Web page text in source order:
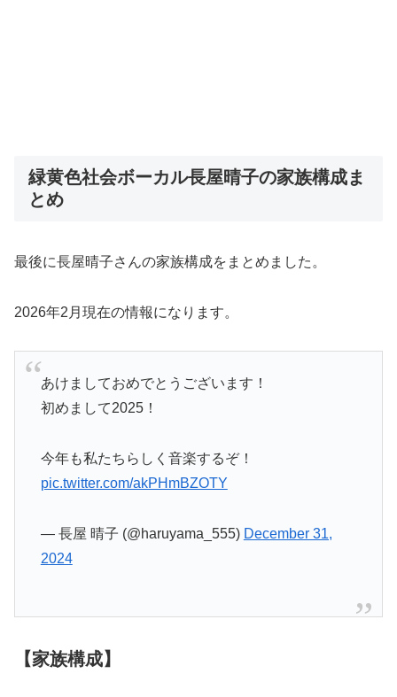
​緑黄色社会ボーカル長屋晴子の家族構成ま
とめ
最後に​長屋晴子さんの家族構成をまとめました。
2026年2月現在の情報になります。
あけましておめでとうございます！
初めまして2025！
今年も私たちらしく音楽するぞ！
pic.twitter.com/akPHmBZOTY
— 長屋 晴子 (@haruyama_555) December 31,
2024
【家族構成】